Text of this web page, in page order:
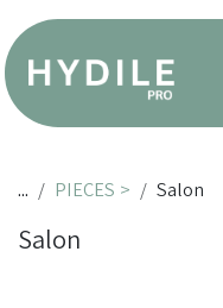
Se rendre au contenu
... PIECES > Salon
Salon